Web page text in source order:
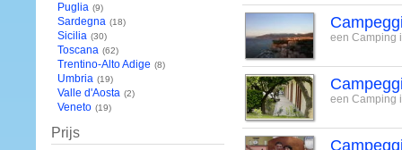
Puglia (9)
Sardegna (18)
Sicilia (30)
Toscana (62)
Trentino-Alto Adige (8)
Umbria (19)
Valle d'Aosta (2)
Veneto (19)
Prijs
een Camping
een Camping